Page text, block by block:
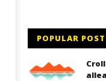
POPULAR